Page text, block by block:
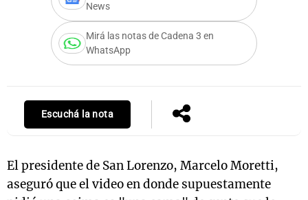
News
Mirá las notas de Cadena 3 en
WhatsApp
Escuchá la nota
El presidente de San Lorenzo, Marcelo Moretti,
aseguró que el video en donde supuestamente
Notas